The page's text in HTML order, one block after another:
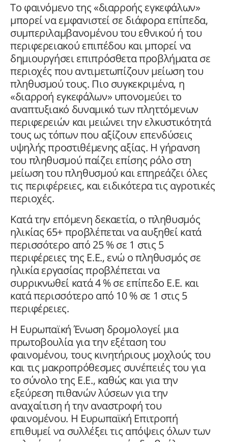
Το φαινόμενο της «διαρροής εγκεφάλων»
μπορεί να εμφανιστεί σε διάφορα επίπεδα,
συμπεριλαμβανομένου του εθνικού ή του
περιφερειακού επιπέδου και μπορεί να
δημιουργήσει επιπρόσθετα προβλήματα σε
περιοχές που αντιμετωπίζουν μείωση του
πληθυσμού τους. Πιο συγκεκριμένα, η
«διαρροή εγκεφάλων» υπονομεύει το
αναπτυξιακό δυναμικό των πληττόμενων
περιφερειών και μειώνει την ελκυστικότητά
τους ως τόπων που αξίζουν επενδύσεις
υψηλής προστιθέμενης αξίας. Η γήρανση
του πληθυσμού παίζει επίσης ρόλο στη
μείωση του πληθυσμού και επηρεάζει όλες
τις περιφέρειες, και ειδικότερα τις αγροτικές
περιοχές.
Κατά την επόμενη δεκαετία, ο πληθυσμός
ηλικίας 65+ προβλέπεται να αυξηθεί κατά
περισσότερο από 25 % σε 1 στις 5
περιφέρειες της Ε.Ε., ενώ ο πληθυσμός σε
ηλικία εργασίας προβλέπεται να
συρρικνωθεί κατά 4 % σε επίπεδο Ε.Ε. και
κατά περισσότερο από 10 % σε 1 στις 5
περιφέρειες.
Η Ευρωπαϊκή Ένωση δρομολογεί μια
πρωτοβουλία για την εξέταση του
φαινομένου, τους κινητήριους μοχλούς του
και τις μακροπρόθεσμες συνέπειές του για
το σύνολο της Ε.Ε., καθώς και για την
εξεύρεση πιθανών λύσεων για την
αναχαίτιση ή την αναστροφή του
φαινομένου. Η Ευρωπαϊκή Επιτροπή
επιθυμεί να συλλέξει τις απόψεις όλων των